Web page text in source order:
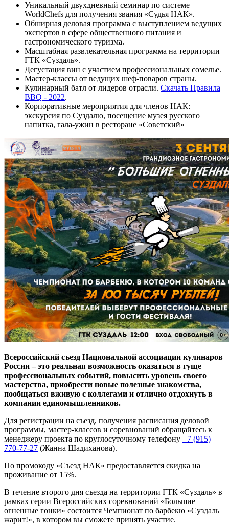
Уникальный двухдневный семинар по системе
WorldChefs для получения звания «Судья НАК».
Обширная деловая программа с выступлением ведущих
экспертов в сфере общественного питания и
гастрономического туризма.
Масштабная развлекательная программа на территории
ГТК «Суздаль».
Дегустация вин с участием профессиональных сомелье.
Мастер-классы от ведущих шеф-поваров страны.
Кулинарный батл от лидеров отрасли. Скачать Правила
BBQ - 2022.
Корпоративные мероприятия для членов НАК:
экскурсия по Суздалю, посещение музея русского
напитка, гала-ужин в ресторане «Советский»
Всероссийский съезд Национальной ассоциации кулинаров
России – это реальная возможность оказаться в гуще
профессиональных событий, повысить уровень своего
мастерства, приобрести новые полезные знакомства,
пообщаться вживую с коллегами и отлично отдохнуть в
компании единомышленников.
Для регистрации на съезд, получения расписания деловой
программы, мастер-классов и соревнований обращайтесь к
менеджеру проекта по круглосуточному телефону +7 (915)
770-77-27 (Жанна Шадиханова).
По промокоду «Съезд НАК» предоставляется скидка на
проживание от 15%.
В течение второго дня съезда на территории ГТК «Суздаль» в
рамках серии Всероссийских соревнований «Большие
огненные гонки» состоится Чемпионат по барбекю «Суздаль
жарит!», в котором вы сможете принять участие.